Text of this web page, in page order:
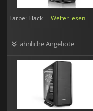
Farbe: Black Weiter lesen
ähnliche Angebote